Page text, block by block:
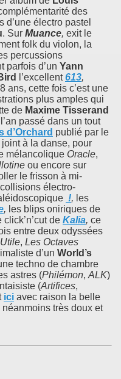
des
électro pastel
. Sur Muance, exit le
folk du violon, la
percussions
parfois d’un Yann
l’excellent613,
ans, cette fois c’est une
plus amples qui
de Maxime Tisserand
passé dans un tout
d’Orchard publié par le
à la danse, pour
mélancolique Oracle,
ou encore sur
le frisson à mi-
électro-
!, les
, les blips oniriques de
de Kalia, ce
entre deux odyssées
, Les Octaves
d’un World’s
techno de chambre
astres (Philémon, ALK)
(Artifices,
ici avec raison la belle
très doux et